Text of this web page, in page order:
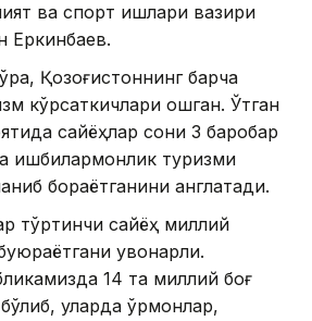
ва спорт ишлари вазири
Еркинбаев.
Қозоғистоннинг барча
кўрсаткичлари ошган. Ўтган
сайёҳлар сони 3 баробар
ишбилармонлик туризми
бораётганини англатади.
тўртинчи сайёҳ миллий
қувонарли.
14 та миллий боғ
уларда ўрмонлар,